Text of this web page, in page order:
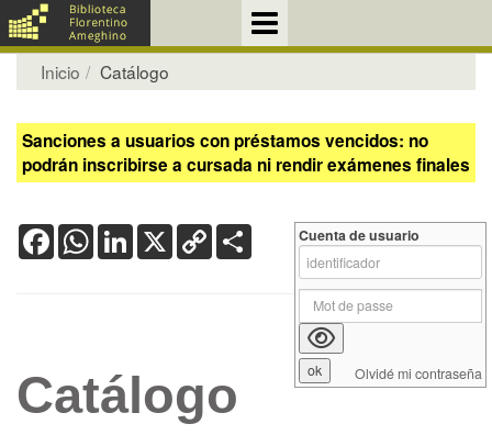
Inicio Catálogo
Sanciones a usuarios con préstamos vencidos: no
podrán inscribirse a cursada ni rendir exámenes finales
FacebookWhatsApp
LinkedIn
X Copy
Link
Catálogo
Cuenta de usuario
Olvidé mi contraseña